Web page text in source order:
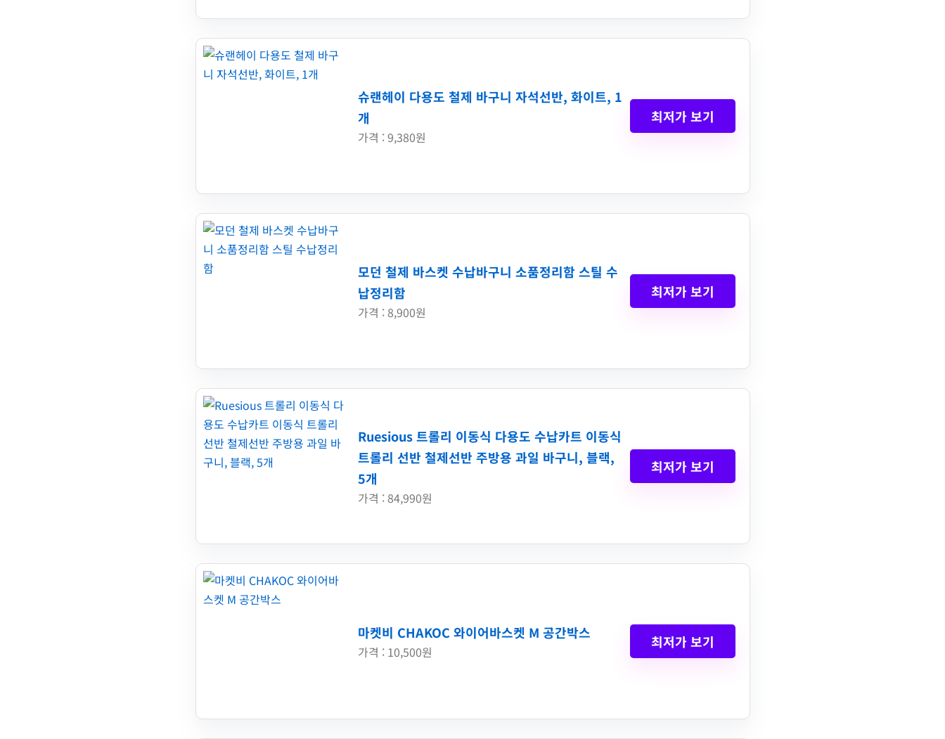
슈랜헤이 다용도 철제 바구니 자석선반, 화이트, 1
개
가격 : 9,380원
최저가 보기
모던 철제 바스켓 수납바구니 소품정리함 스틸 수
납정리함
가격 : 8,900원
최저가 보기
Ruesious 트롤리 이동식 다용도 수납카트 이동식
트롤리 선반 철제선반 주방용 과일 바구니, 블랙,
5개
가격 : 84,990원
최저가 보기
마켓비 CHAKOC 와이어바스켓 M 공간박스
가격 : 10,500원
최저가 보기